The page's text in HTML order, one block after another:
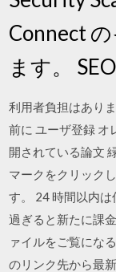
Connect
ます。
利用者負担はあり
前に ユーザ登録 オ
開されている論文
マークをクリック
す。 24 時間以内
過ぎると新たに課
ァイルをご覧にな
のリンク先から最